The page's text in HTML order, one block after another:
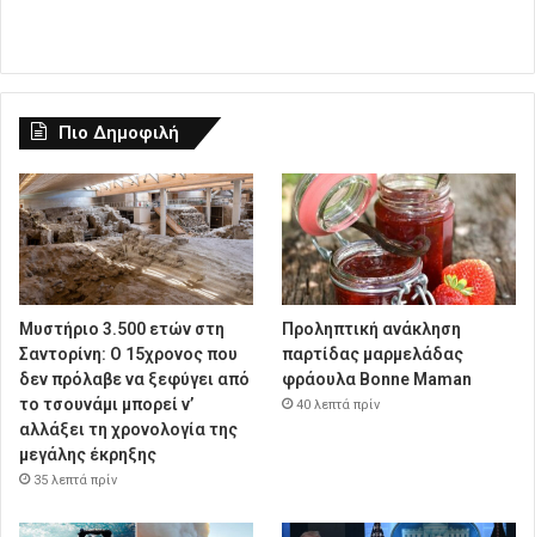
Πιο Δημοφιλή
Μυστήριο 3.500 ετών στη
Σαντορίνη: Ο 15χρονος που
δεν πρόλαβε να ξεφύγει από
το τσουνάμι μπορεί ν’
αλλάξει τη χρονολογία της
μεγάλης έκρηξης
35 λεπτά πρίν
Προληπτική ανάκληση
παρτίδας μαρμελάδας
φράουλα Bonne Maman
40 λεπτά πρίν